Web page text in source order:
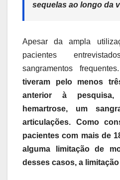
sequelas ao longo da
Apesar da ampla
pacientes
sangramentos
tiveram pelo menos
anterior à pesquisa,
hemartrose, um
articulações.
Como
pacientes com mais de
alguma limitação de
desses casos, a